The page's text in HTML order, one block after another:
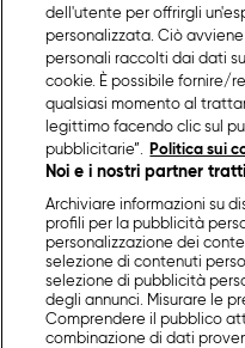
dell'utente per offrirgli
personalizzata. Ciò
personali raccolti dai dati
cookie. È possibile fornire/
qualsiasi momento al
legittimo facendo clic sul
pubblicitarie”.
Politica sui
Noi e i nostri partner
Archiviare informazioni su
profili per la pubblicità
personalizzazione dei
selezione di contenuti
selezione di pubblicità
degli annunci. Misurare le
Comprendere il pubblico
combinazione di dati